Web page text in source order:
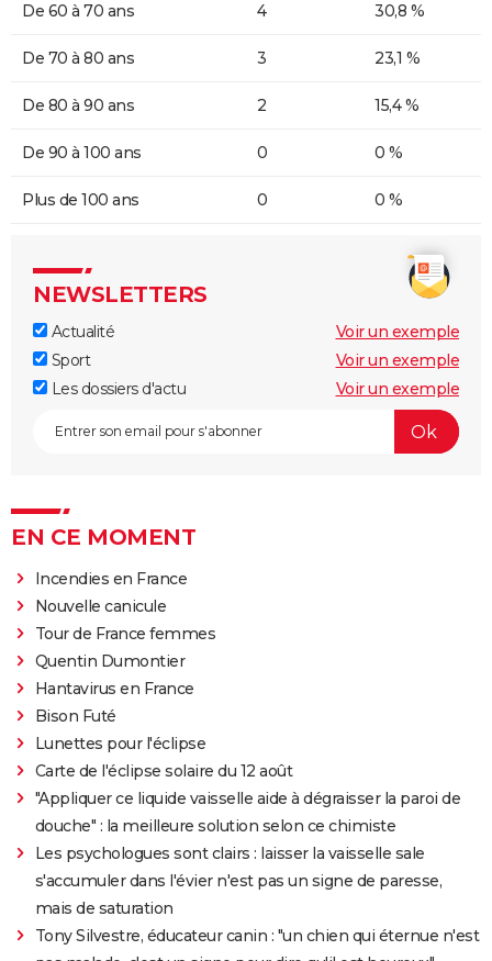
De 60 à 70 ans 4 30,8 %
De 70 à 80 ans 3 23,1 %
De 80 à 90 ans 2 15,4 %
De 90 à 100 ans 0 0 %
Plus de 100 ans 0 0 %
NEWSLETTERS
Actualité
Voir un exemple
Sport
Voir un exemple
Les dossiers d'actu
Voir un exemple
EN CE MOMENT
Incendies en France
Nouvelle canicule
Tour de France femmes
Quentin Dumontier
Hantavirus en France
Bison Futé
Lunettes pour l'éclipse
Carte de l'éclipse solaire du 12 août
"Appliquer ce liquide vaisselle aide à dégraisser la paroi de
douche" : la meilleure solution selon ce chimiste
Les psychologues sont clairs : laisser la vaisselle sale
s'accumuler dans l'évier n'est pas un signe de paresse,
mais de saturation
Tony Silvestre, éducateur canin : "un chien qui éternue n'est